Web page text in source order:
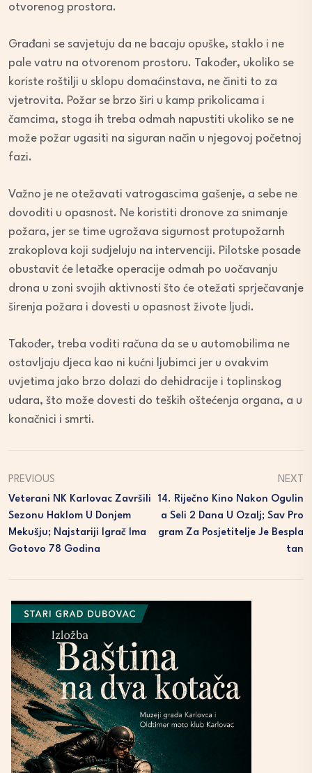
otvorenog prostora.
Građani se savjetuju da ne bacaju opuške, staklo i ne
pale vatru na otvorenom prostoru. Također, ukoliko se
koriste roštilji u sklopu domaćinstava, ne činiti to za
vjetrovita. Požar se brzo širi u kamp prikolicama i
čamcima, stoga ih treba odmah napustiti ukoliko se ne
može požar ugasiti na siguran način u njegovoj početnoj
fazi.
Važno je ne otežavati vatrogascima gašenje, a sebe ne
dovoditi u opasnost. Ne koristiti dronove za snimanje
požara, jer se time ugrožava sigurnost protupožarnh
zrakoplova koji sudjeluju na intervenciji. Pilotske posade
obustavit će letačke operacije odmah po uočavanju
drona u zoni svojih aktivnosti što će otežati sprječavanje
širenja požara i dovesti u opasnost živote ljudi.
Također, treba voditi računa da se u automobilima ne
ostavljaju djeca kao ni kućni ljubimci jer u ovakvim
uvjetima jako brzo dolazi do dehidracije i toplinskog
udara, što može dovesti do teških oštećenja organa, a u
konačnici i smrti.
PREVIOUS
Veterani NK Karlovac Završili
Sezonu Haklom U Donjem
Mekušju; Najstariji Igrač Ima
Gotovo 78 Godina
NEXT
14. Riječno Kino Nakon Ogulin
A Seli 2 Dana U Ozalj; Sav Pro
Gram Za Posjetitelje Je Bespla
Tan